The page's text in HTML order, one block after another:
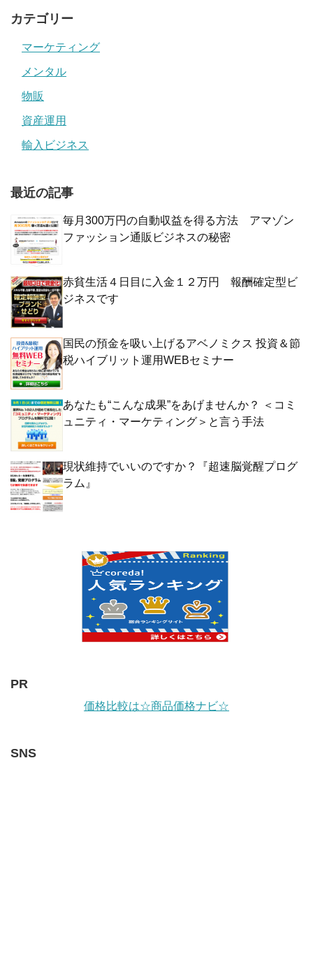
カテゴリー
マーケティング
メンタル
物販
資産運用
輸入ビジネス
最近の記事
毎月300万円の自動収益を得る方法 アマゾン
ファッション通販ビジネスの秘密
赤貧生活４日目に入金１２万円 報酬確定型ビ
ジネスです
国民の預金を吸い上げるアベノミクス 投資＆節
税ハイブリット運用WEBセミナー
あなたも“こんな成果”をあげませんか？ ＜コミ
ュニティ・マーケティング＞と言う手法
現状維持でいいのですか？『超速脳覚醒プログ
ラム』
PR
価格比較は☆商品価格ナビ☆
SNS